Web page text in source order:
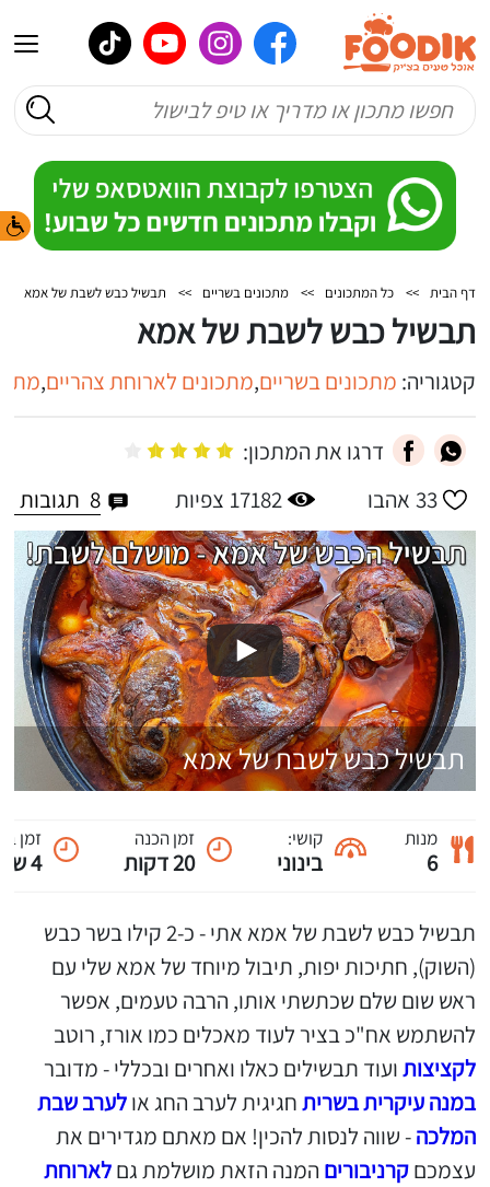
דף הבית >> כל המתכונים >> מתכונים בשריים >> תבשיל כבש לשבת של אמא
תבשיל כבש לשבת של אמא
קטגוריה: מתכונים בשריים,מתכונים לארוחת צהריים,
דרגו את המתכון:
33 אהבו 17182 צפיות 8 תגובות
תבשיל כבש לשבת של אמא
מנות
6
קושי:
בינוני
זמן הכנה
20 דקות
זמן
4 שעות ו-15 דקות
תבשיל כבש לשבת של אמא אתי - כ-2 קילו בשר כבש
(השוק), חתיכות יפות, תיבול מיוחד של אמא שלי עם
ראש שום שלם שכתשתי אותו, הרבה טעמים, אפשר
להשתמש אח"כ בציר לעוד מאכלים כמו אורז, רוטב
לקציצותועוד תבשילים כאלו ואחרים ובכללי - מדובר
במנה עיקרית בשריתחגיגית לערב החג אולערב שבת
המלכה- שווה לנסות להכין! אם מאתם מגדירים את
עצמכםקרניבורים המנה הזאת מושלמת גםלארוחת